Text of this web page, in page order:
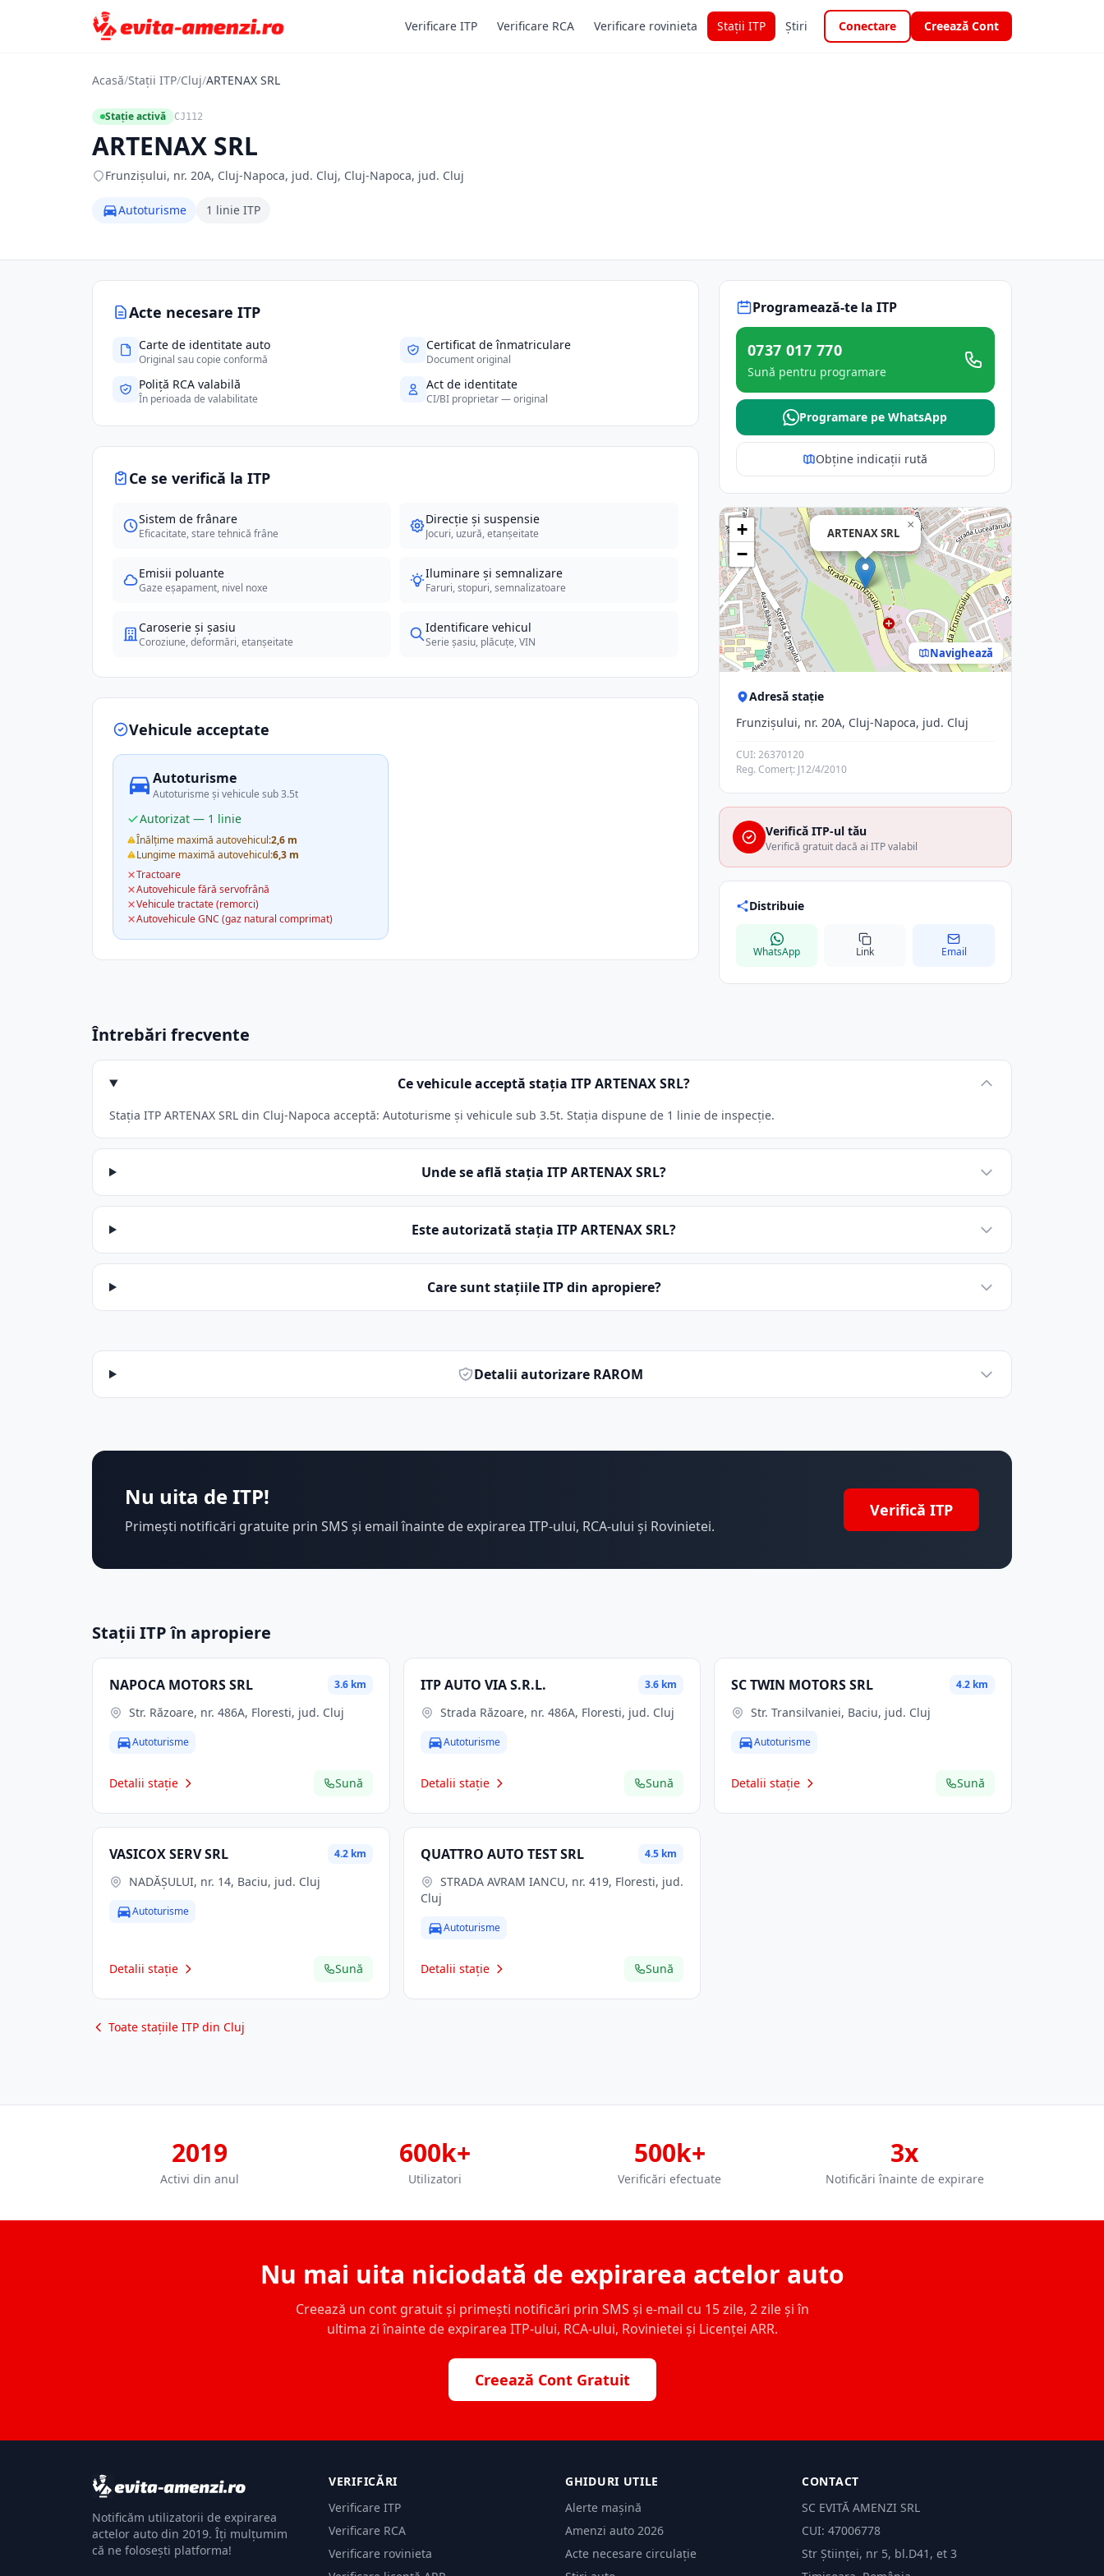
Verificare ITP Verificare RCA Verificare rovinieta Stații ITP Știri Conectare Creează Cont
Acasă/Stații ITP/Cluj/ARTENAX SRL
Stație activă CJ112
ARTENAX SRL
Frunzișului, nr. 20A, Cluj-Napoca, jud. Cluj, Cluj-Napoca, jud. Cluj
Autoturisme 1 linie ITP
Acte necesare ITP
Carte de identitate auto
Original sau copie conformă
Certificat de înmatriculare
Document original
Poliță RCA valabilă
În perioada de valabilitate
Act de identitate
CI/BI proprietar — original
Ce se verifică la ITP
Sistem de frânare
Eficacitate, stare tehnică frâne
Direcție și suspensie
Jocuri, uzură, etanșeitate
Emisii poluante
Gaze eșapament, nivel noxe
Iluminare și semnalizare
Faruri, stopuri, semnalizatoare
Caroserie și șasiu
Coroziune, deformări, etanșeitate
Identificare vehicul
Serie șasiu, plăcuțe, VIN
Vehicule acceptate
Autoturisme
Autoturisme și vehicule sub 3.5t
Autorizat — 1 linie
Înălțime maximă autovehicul:2,6 m
Lungime maximă autovehicul:6,3 m
Tractoare
Autovehicule fără servofrână
Vehicule tractate (remorci)
Autovehicule GNC (gaz natural comprimat)
Programează-te la ITP
0737 017 770
Sună pentru programare
Programare pe WhatsApp
Obține indicații rută
ARTENAX SRL
×
+
−
Navighează
Adresă stație
Frunzișului, nr. 20A, Cluj-Napoca, jud. Cluj
CUI: 26370120
Reg. Comerț: J12/4/2010
Verifică ITP-ul tău
Verifică gratuit dacă ai ITP valabil
Distribuie
WhatsApp Link Email
Întrebări frecvente
Ce vehicule acceptă stația ITP ARTENAX SRL?
Stația ITP ARTENAX SRL din Cluj-Napoca acceptă: Autoturisme și vehicule sub 3.5t. Stația dispune de 1 linie de inspecție.
Unde se află stația ITP ARTENAX SRL?
Este autorizată stația ITP ARTENAX SRL?
Care sunt stațiile ITP din apropiere?
Detalii autorizare RAROM
Nu uita de ITP!
Primești notificări gratuite prin SMS și email înainte de expirarea ITP-ului, RCA-ului și Rovinietei.
Verifică ITP
Stații ITP în apropiere
NAPOCA MOTORS SRL 3.6 km
Str. Răzoare, nr. 486A, Floresti, jud. Cluj
Autoturisme
Detalii stație Sună
ITP AUTO VIA S.R.L. 3.6 km
Strada Răzoare, nr. 486A, Floresti, jud. Cluj
Autoturisme
Detalii stație Sună
SC TWIN MOTORS SRL 4.2 km
Str. Transilvaniei, Baciu, jud. Cluj
Autoturisme
Detalii stație Sună
VASICOX SERV SRL 4.2 km
NADĂȘULUI, nr. 14, Baciu, jud. Cluj
Autoturisme
Detalii stație Sună
QUATTRO AUTO TEST SRL 4.5 km
Cluj
Autoturisme
Detalii stație Sună
Toate stațiile ITP din Cluj
2019
Activi din anul
600k+
Utilizatori
500k+
Verificări efectuate
3x
Notificări înainte de expirare
Nu mai uita niciodată de expirarea actelor auto
Creează un cont gratuit și primești notificări prin SMS și e-mail cu 15 zile, 2 zile și în
ultima zi înainte de expirarea ITP-ului, RCA-ului, Rovinietei și Licenței ARR.
Creează Cont Gratuit
Notificăm utilizatorii de expirarea
actelor auto din 2019. Îți mulțumim
că ne folosești platforma!
VERIFICĂRI
Verificare ITP
Verificare RCA
Verificare rovinieta
GHIDURI UTILE
Alerte mașină
Amenzi auto 2026
Acte necesare circulație
CONTACT
SC EVITĂ AMENZI SRL
CUI: 47006778
Str Științei, nr 5, bl.D41, et 3